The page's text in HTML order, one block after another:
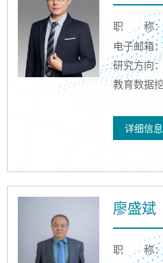
职称
电子邮箱
研究方向
教育数据
详细信息
廖盛斌
职称